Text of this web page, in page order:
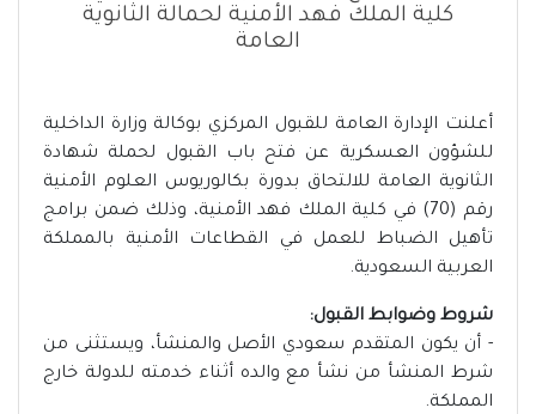
كلية الملك فهد الأمنية لحمالة الثانوية
العامة
أعلنت الإدارة العامة للقبول المركزي بوكالة وزارة الداخلية
للشؤون العسكرية عن فتح باب القبول لحملة شهادة
الثانوية العامة للالتحاق بدورة بكالوريوس العلوم الأمنية
رقم (70) في كلية الملك فهد الأمنية، وذلك ضمن برامج
تأهيل الضباط للعمل في القطاعات الأمنية بالمملكة
العربية السعودية.
شروط وضوابط القبول:
- أن يكون المتقدم سعودي الأصل والمنشأ، ويستثنى من
شرط المنشأ من نشأ مع والده أثناء خدمته للدولة خارج
المملكة.